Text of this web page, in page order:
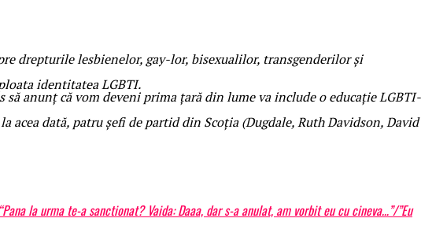
drepturile lesbienelor, gay-lor, bisexualilor, transgenderilor și
identitatea LGBTI.
anunț că vom deveni prima țară din lume va include o educație LGBTI-
dată, patru șefi de partid din Scoția (Dugdale, Ruth Davidson, David
la urma te-a sanctionat? Vaida: Daaa, dar s-a anulat, am vorbit eu cu cineva…”/”Eu